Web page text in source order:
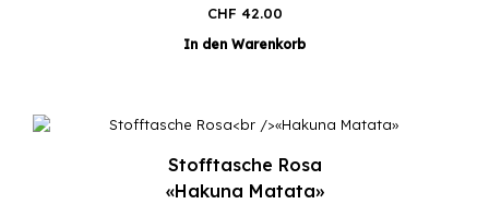
CHF 42.00
In den Warenkorb
Stofftasche Rosa
«Hakuna Matata»